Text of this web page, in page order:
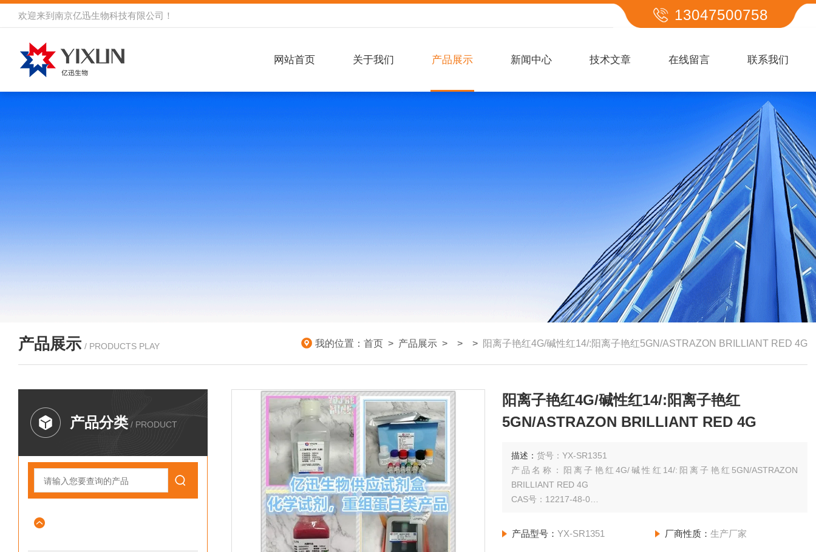
欢迎来到 南京亿迅生物科技有限公司 ！ 13047500758
网站首页 关于我们 产品展示 新闻中心 技术文章 在线留言 联系我们
产品展示 / PRODUCTS PLAY 我的位置： 首页 > 产品展示 > > > 阳离子艳红4G/碱性红14/:阳离子艳红5GN/ASTRAZON BRILLIANT RED 4G
产品分类 / PRODUCT
阳离子艳红4G/碱性红14/:阳离子艳红
5GN/ASTRAZON BRILLIANT RED 4G
描述：货号：YX-SR1351
产品名称：阳离子艳红4G/碱性红14/:阳离子艳红5GN/ASTRAZON
BRILLIANT RED 4G
CAS号：12217-48-0
产品型号：YX-SR1351 厂商性质： 生产厂家